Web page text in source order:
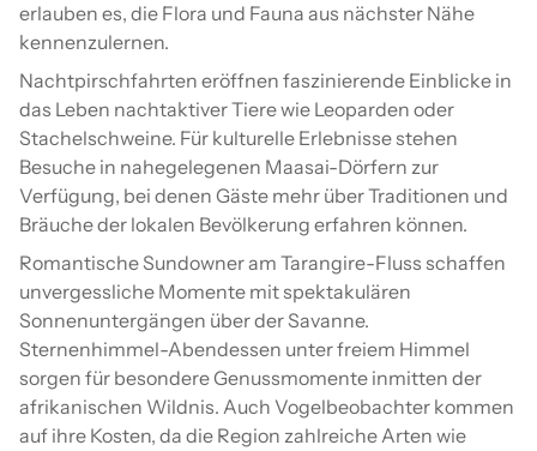
erlauben es, die Flora und Fauna aus nächster Nähe
kennenzulernen.
Nachtpirschfahrten eröffnen faszinierende Einblicke in
das Leben nachtaktiver Tiere wie Leoparden oder
Stachelschweine. Für kulturelle Erlebnisse stehen
Besuche in nahegelegenen Maasai-Dörfern zur
Verfügung, bei denen Gäste mehr über Traditionen und
Bräuche der lokalen Bevölkerung erfahren können.
Romantische Sundowner am Tarangire-Fluss schaffen
unvergessliche Momente mit spektakulären
Sonnenuntergängen über der Savanne.
Sternenhimmel-Abendessen unter freiem Himmel
sorgen für besondere Genussmomente inmitten der
afrikanischen Wildnis. Auch Vogelbeobachter kommen
auf ihre Kosten, da die Region zahlreiche Arten wie